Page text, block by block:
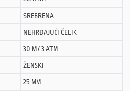
SREBRENA
NEHRĐAJUĆI ČELIK
30 M / 3 ATM
ŽENSKI
25 MM